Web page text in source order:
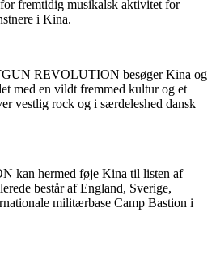
fremtidig musikalsk aktivitet for
i Kina.
REVOLUTION besøger Kina og
med en vildt fremmed kultur og et
vestlig rock og i særdeleshed dansk
kan hermed føje Kina til listen af
består af England, Sverige,
militærbase Camp Bastion i